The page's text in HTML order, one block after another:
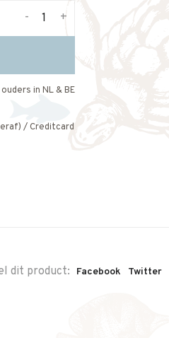
+
-
in NL & BE
/ Creditcard
dit product: Facebook Twitter